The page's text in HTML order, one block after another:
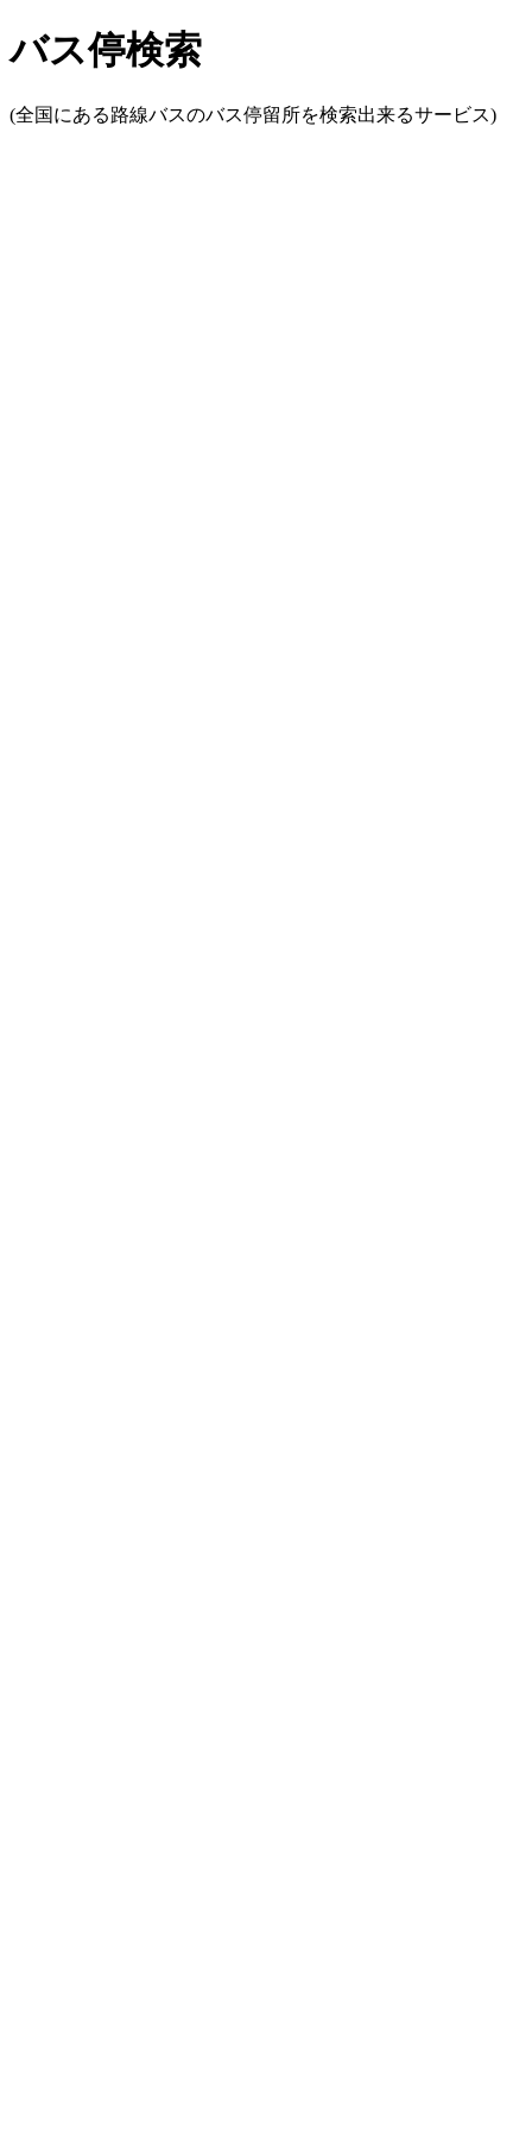
バス停検索
(全国にある路線バスのバス停留所を検索出来るサービス)